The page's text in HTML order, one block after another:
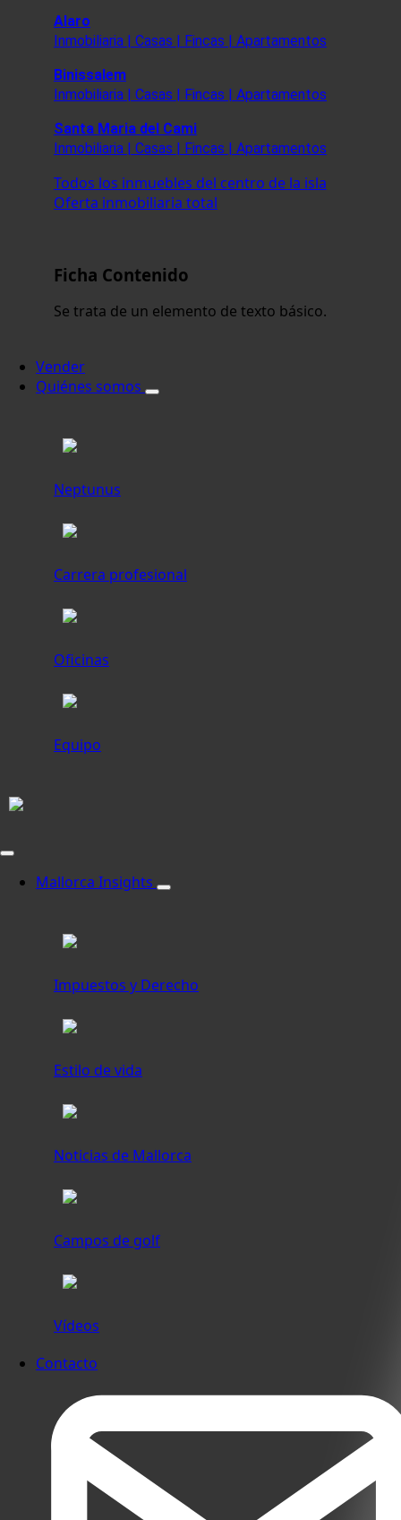
Alaro
Inmobiliaria | Casas | Fincas | Apartamentos
Binissalem
Inmobiliaria | Casas | Fincas | Apartamentos
Santa Maria del Cami
Inmobiliaria | Casas | Fincas | Apartamentos
Todos los inmuebles del centro de la isla
Oferta inmobiliaria total
Ficha Contenido
Se trata de un elemento de texto básico.
Vender
Quiénes somos
Neptunus
Carrera profesional
Oficinas
Equipo
Mallorca Insights
Impuestos y Derecho
Estilo de vida
Noticias de Mallorca
Campos de golf
Vídeos
Contacto